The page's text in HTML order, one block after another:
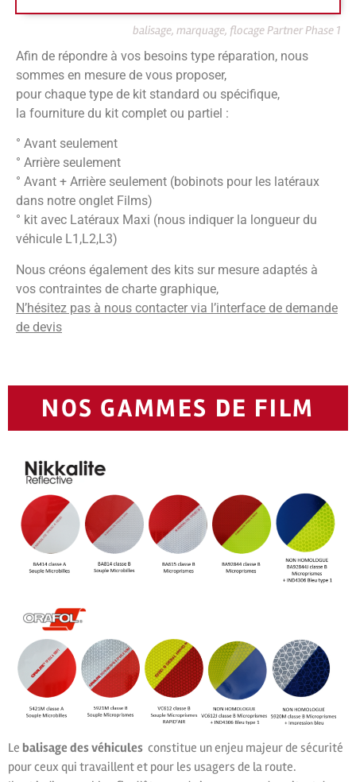
balisage, marquage, flocage Partner Phase 1
Afin de répondre à vos besoins type réparation, nous
sommes en mesure de vous proposer,
pour chaque type de kit standard ou spécifique,
la fourniture du kit complet ou partiel :
° Avant seulement
° Arrière seulement
° Avant + Arrière seulement (bobinots pour les latéraux
dans notre onglet Films)
° kit avec Latéraux Maxi (nous indiquer la longueur du
véhicule L1,L2,L3)
Nous créons également des kits sur mesure adaptés à
vos contraintes de charte graphique,
N’hésitez pas à nous contacter via l’interface de demande
de devis
NOS GAMMES DE FILM
Le balisage des véhicules constitue un enjeu majeur de sécurité
pour ceux qui travaillent et pour les usagers de la route.